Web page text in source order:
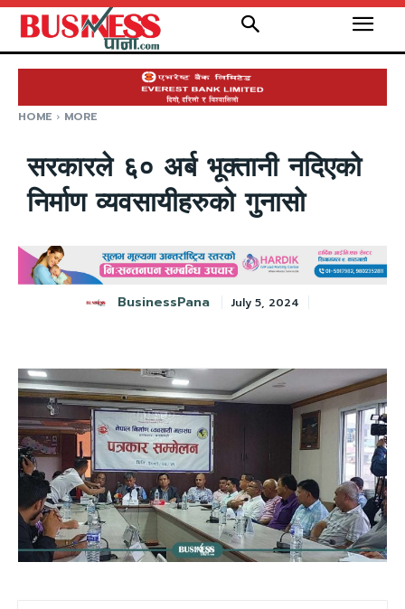
HOME MORE
सरकारले ६० अर्ब भूक्तानी नदिएको
निर्माण व्यवसायीहरुको गुनासो
BusinessPana July 5, 2024